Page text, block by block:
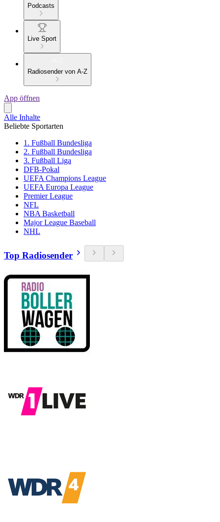
Podcasts
Live Sport
Radiosender von A-Z
App öffnen
Alle Inhalte
Beliebte Sportarten
1. Fußball Bundesliga
2. Fußball Bundesliga
3. Fußball Liga
DFB-Pokal
UEFA Champions League
UEFA Europa League
Premier League
NFL
NBA Basketball
Major League Baseball
NHL
Top Radiosender